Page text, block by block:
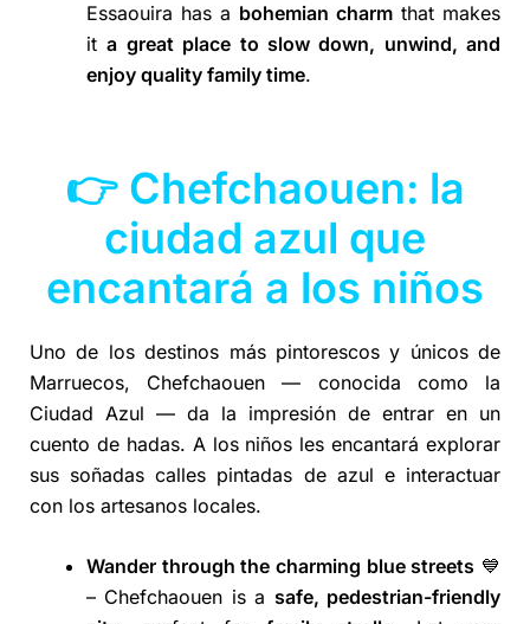
Essaouira has a bohemian charm that makes
ita great place to slow down, unwind, and
enjoy quality family time.
👉 Chefchaouen: la
ciudad azul que
encantará a los niños
Uno de los destinos más pintorescos y únicos de
Marruecos, Chefchaouen — conocida como la
Ciudad Azul — da la impresión de entrar en un
cuento de hadas. A los niños les encantará explorar
sus soñadas calles pintadas de azul e interactuar
con los artesanos locales.
Wander through the charming blue streets 💙
– Chefchaouen is a safe, pedestrian-friendly